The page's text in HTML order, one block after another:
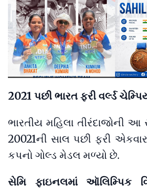
2021 પછી ભારત ફરી વર્લ્ડ
ભારતીય મહિલા તીરંદાજોની
20021ની સાલ પછી ફરી
કપનો ગોલ્ડ મેડલ મળ્યો છે.
સેમિ ફાઇનલમાં ઑલિમ્પિક